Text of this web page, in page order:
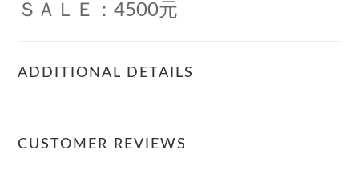
ＳＡＬＥ：4500元
ADDITIONAL DETAILS
CUSTOMER REVIEWS